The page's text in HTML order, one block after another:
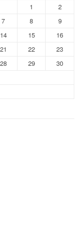
1
2
7 8
9
14 15
16
21 22
23
28 29
30